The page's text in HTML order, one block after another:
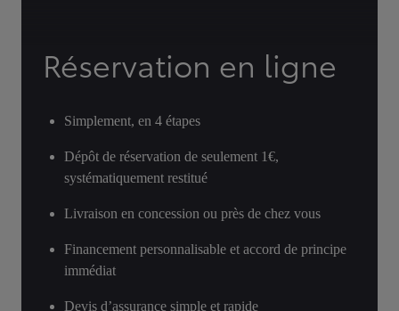
Réservation en ligne
Simplement, en 4 étapes
Dépôt de réservation de seulement 1€,
systématiquement restitué
Livraison en concession ou près de chez vous
Financement personnalisable et accord de principe
immédiat
Devis d’assurance simple et rapide